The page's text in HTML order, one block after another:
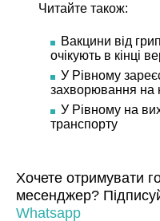
Читайте також:
Вакцини від
очікують в кінці
У Рівному
захворювання на
У Рівному на
транспорту
Хочете отримувати
месенджер?
Whatsapp